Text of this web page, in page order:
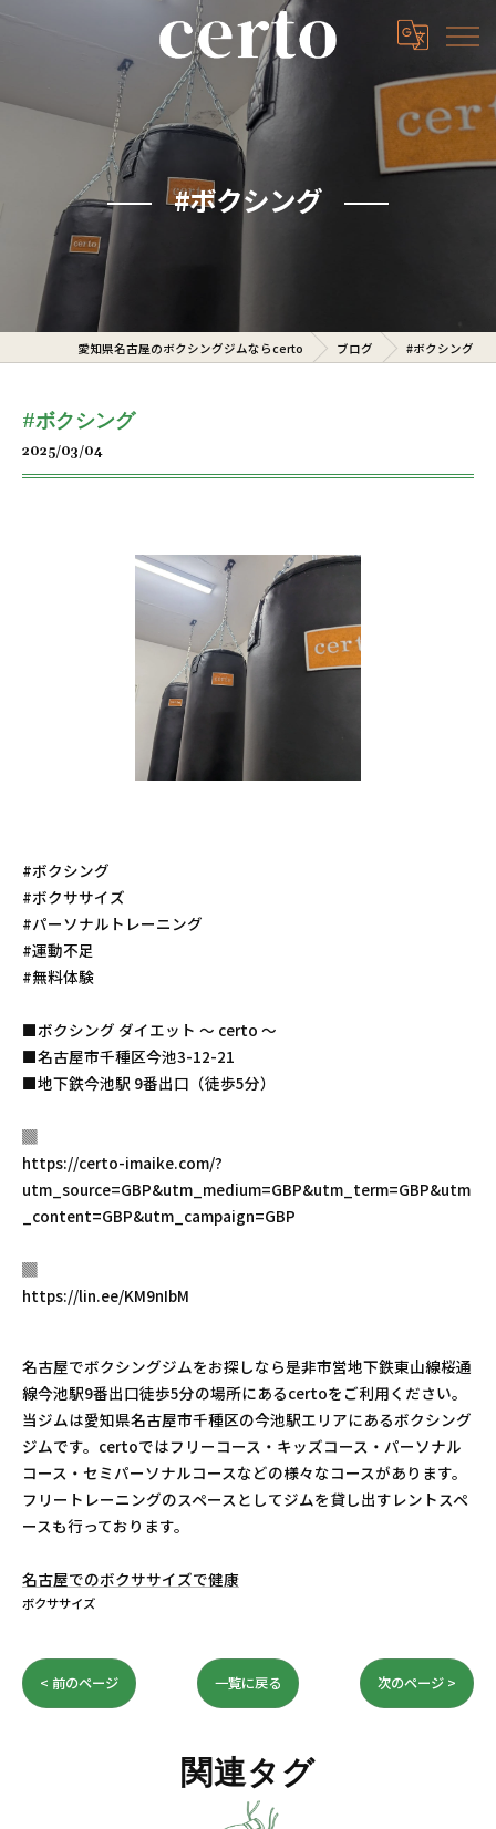
#ボクシング
愛知県名古屋のボクシングジムならcerto ブログ #ボクシング
#ボクシング
2025/03/04
#ボクシング
#ボクササイズ
#パーソナルトレーニング
#運動不足
#無料体験
■ボクシング ダイエット 〜 certo 〜
■名古屋市千種区今池3-12-21
■地下鉄今池駅 9番出口（徒歩5分）
▓
https://certo-imaike.com/?
utm_source=GBP&utm_medium=GBP&utm_term=GBP&utm
_content=GBP&utm_campaign=GBP
▓
https://lin.ee/KM9nIbM
名古屋でボクシングジムをお探しなら是非市営地下鉄東山線桜通
線今池駅9番出口徒歩5分の場所にあるcertoをご利用ください。
当ジムは愛知県名古屋市千種区の今池駅エリアにあるボクシング
ジムです。certoではフリーコース・キッズコース・パーソナル
コース・セミパーソナルコースなどの様々なコースがあります。
フリートレーニングのスペースとしてジムを貸し出すレントスペ
ースも行っております。
名古屋でのボクササイズで健康
ボクササイズ
< 前のページ 一覧に戻る 次のページ >
関連タグ